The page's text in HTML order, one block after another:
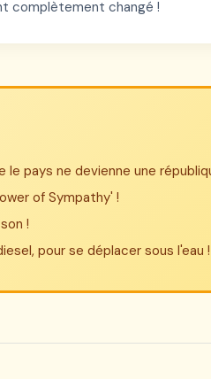
complètement changé !
le pays ne devienne une
of Sympathy' !
!
pour se déplacer sous l'eau !